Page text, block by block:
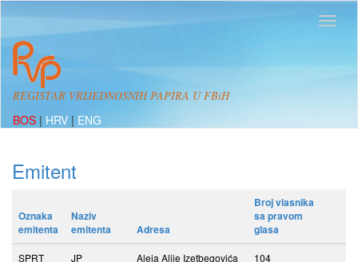
REGISTAR VRIJEDNOSNIH PAPIRA U FBiH
BOS | HRV | ENG
Emitent
Oznaka
emitenta
Naziv
emitenta
Adresa
Broj vlasnika
sa pravom
glasa
SPRT
JP
Aleja Alije Izetbegovića
104